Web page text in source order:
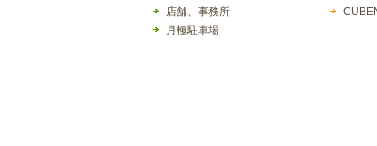
店舗、事務所
月極駐車場